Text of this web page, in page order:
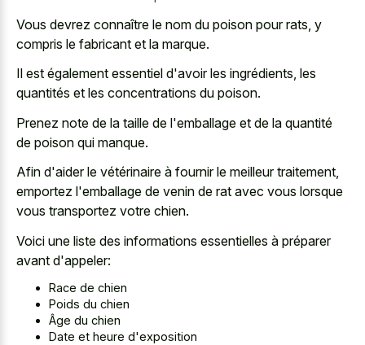
Vous devrez connaître le nom du poison pour rats, y
compris le fabricant et la marque.
Il est également essentiel d'avoir les ingrédients, les
quantités et les concentrations du poison.
Prenez note de la taille de l'emballage et de la quantité
de poison qui manque.
Afin d'aider le vétérinaire à fournir le meilleur traitement,
emportez l'emballage de venin de rat avec vous lorsque
vous transportez votre chien.
Voici une liste des informations essentielles à préparer
avant d'appeler:
Race de chien
Poids du chien
Âge du chien
Date et heure d'exposition